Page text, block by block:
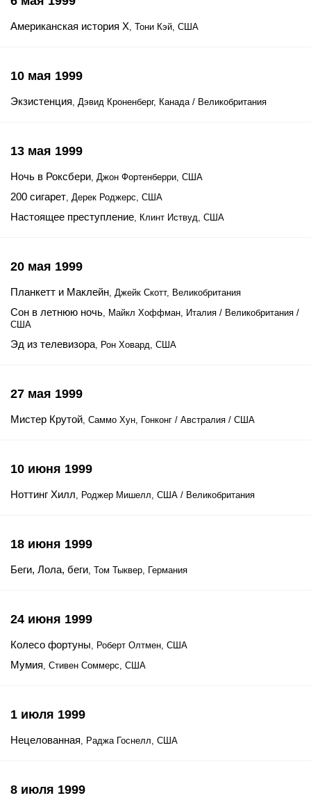
Американская история Х, Тони Кэй, США
10 мая 1999
Экзистенция, Дэвид Кроненберг, Канада / Великобритания
13 мая 1999
Ночь в Роксбери, Джон Фортенберри, США
200 сигарет, Дерек Роджерс, США
Настоящее преступление, Клинт Иствуд, США
20 мая 1999
Планкетт и Маклейн, Джейк Скотт, Великобритания
Сон в летнюю ночь, Майкл Хоффман, Италия / Великобритания /
США
Эд из телевизора, Рон Ховард, США
27 мая 1999
Мистер Крутой, Саммо Хун, Гонконг / Австралия / США
10 июня 1999
Ноттинг Хилл, Роджер Мишелл, США / Великобритания
18 июня 1999
Беги, Лола, беги, Том Тыквер, Германия
24 июня 1999
Колесо фортуны, Роберт Олтмен, США
Мумия, Стивен Соммерс, США
1 июля 1999
Нецелованная, Раджа Госнелл, США
8 июля 1999